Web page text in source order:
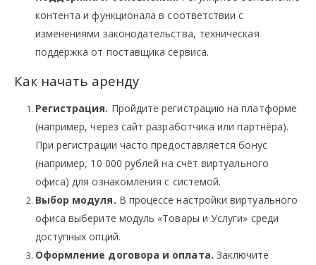
контента и функционала в соответствии с
изменениями законодательства, техническая
поддержка от поставщика сервиса.
Как начать аренду
Регистрация. Пройдите регистрацию на платформе
(например, через сайт разработчика или партнёра).
При регистрации часто предоставляется бонус
(например, 10 000 рублей на счёт виртуального
офиса) для ознакомления с системой.
Выбор модуля. В процессе настройки виртуального
офиса выберите модуль «Товары и Услуги» среди
доступных опций.
Оформление договора и оплата. Заключите